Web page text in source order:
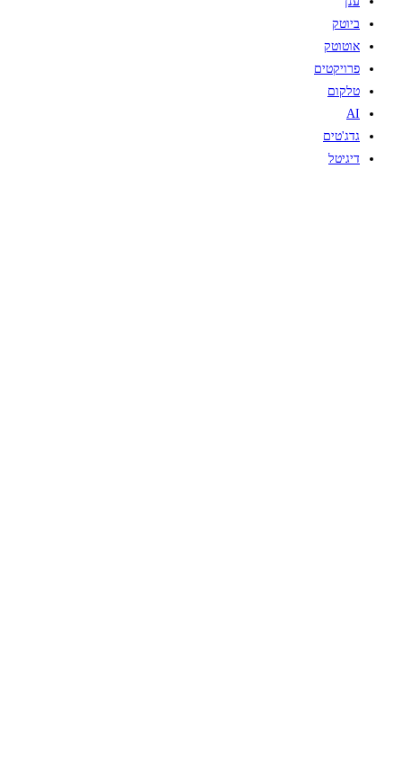
ביוטק
אוטוטק
פרויקטים
טלקום
AI
גדג'טים
דיגיטל